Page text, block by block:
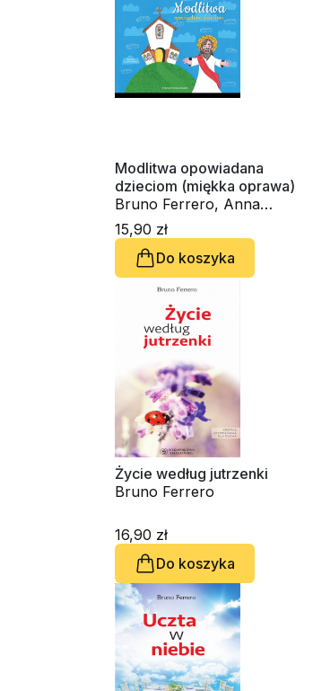
Modlitwa opowiadana
dzieciom (miękka oprawa)
Bruno Ferrero, Anna
Peiretti
15,90 zł
Do koszyka
Życie według jutrzenki
Bruno Ferrero
16,90 zł
Do koszyka